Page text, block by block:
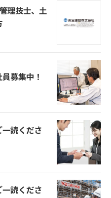
理技士、土
募集中！
一読くださ
一読くださ